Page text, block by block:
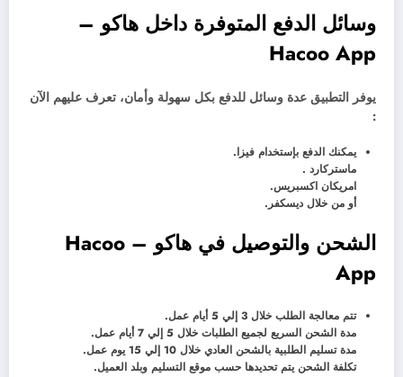
وسائل الدفع المتوفرة داخل هاكو –
Hacoo App
يوفر التطبيق عدة وسائل للدفع بكل سهولة وأمان، تعرف عليهم الآن
:
يمكنك الدفع بإستخدام فيزا.
ماستركارد .
امريكان اكسبريس.
أو من خلال ديسكفر.
الشحن والتوصيل في هاكو – Hacoo
App
تتم معالجة الطلب خلال 3 إلي 5 أيام عمل.
مدة الشحن السريع لجميع الطلبات خلال 5 إلي 7 أيام عمل.
مدة تسليم الطلبية بالشحن العادي خلال 10 إلي 15 يوم عمل.
تكلفة الشحن يتم تحديدها حسب موقع التسليم وبلد العميل.